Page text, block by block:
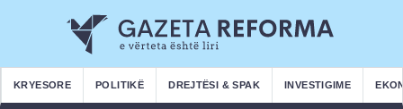
KRYESORE POLITIKË DREJTËSI & SPAK INVESTIGIME